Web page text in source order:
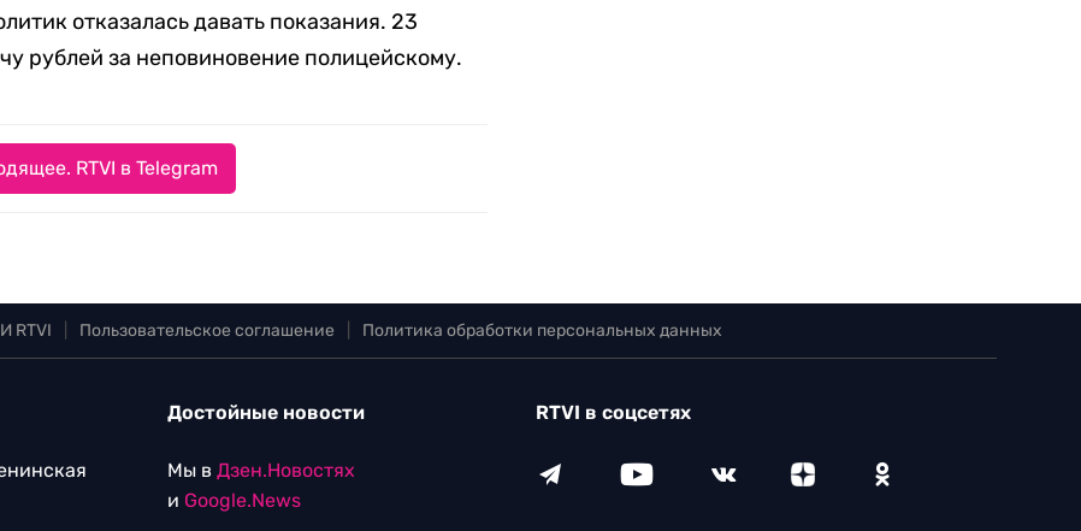
отказалась давать показания. 23
рублей за неповиновение полицейскому.
RTVI в Telegram
RTVI Пользовательское соглашение Политика обработки персональных данных
Достойные новости
Мы в Дзен.Новостях
и Google.News
RTVI в соцсетях